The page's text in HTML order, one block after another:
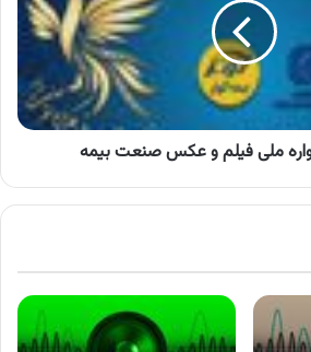
ملی فیلم و عکس صنعت بیمه